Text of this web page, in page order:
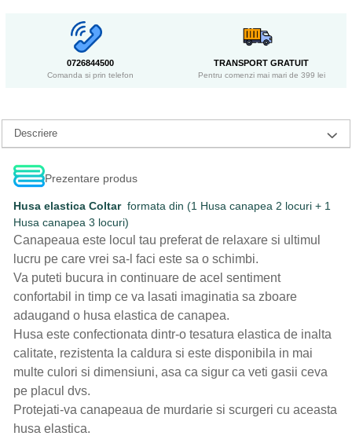
0726844500
Comanda si prin telefon
TRANSPORT GRATUIT
Pentru comenzi mai mari de 399 lei
Descriere
Prezentare produs
Husa elastica Coltarformata din (1 Husa canapea 2 locuri + 1
Husa canapea 3 locuri)
Canapeaua este locul tau preferat de relaxare si ultimul
lucru pe care vrei sa-l faci este sa o schimbi.
Va puteti bucura in continuare de acel sentiment
confortabil in timp ce va lasati imaginatia sa zboare
adaugand o husa elastica de canapea.
Husa este confectionata dintr-o tesatura elastica de inalta
calitate, rezistenta la caldura si este disponibila in mai
multe culori si dimensiuni, asa ca sigur ca veti gasii ceva
pe placul dvs.
Protejati-va canapeaua de murdarie si scurgeri cu aceasta
husa elastica.